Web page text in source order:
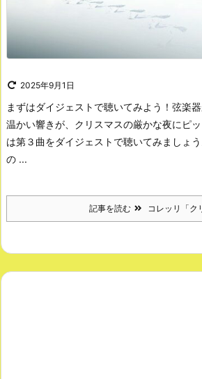
2025年9月1日
まずはダイジェストで聴いてみよう！ 弦楽
温かい響きが、クリスマスの厳かな夜にピッ
は第３曲をダイジェストで聴いてみましょう
の ...
記事を読む コレッリ「ク